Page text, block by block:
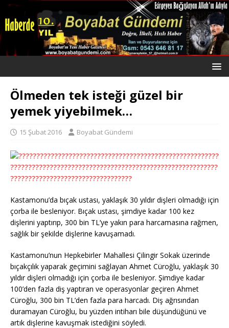
Ölmeden tek isteği güzel bir
yemek yiyebilmek…
15 Şubat 2016 Boyabat Gündemi
Kastamonu’da bıçak ustası, yaklaşık 30 yıldır dişleri olmadığı için
çorba ile besleniyor. Bıçak ustası, şimdiye kadar 100 kez
dişlerini yaptırıp, 300 bin TL’ye yakın para harcamasına rağmen,
sağlık bir şekilde dişlerine kavuşamadı.
Kastamonu’nun Hepkebirler Mahallesi Çilingir Sokak üzerinde
bıçakçılık yaparak geçimini sağlayan Ahmet Cüroğlu, yaklaşık 30
yıldır dişleri olmadığı için çorba ile besleniyor. Şimdiye kadar
100’den fazla diş yaptıran ve operasyonlar geçiren Ahmet
Cüroğlu, 300 bin TL’den fazla para harcadı. Diş ağrısından
duramayan Cüroğlu, bu yüzden intiharı bile düşündüğünü ve
artık dişlerine kavuşmak istediğini söyledi.